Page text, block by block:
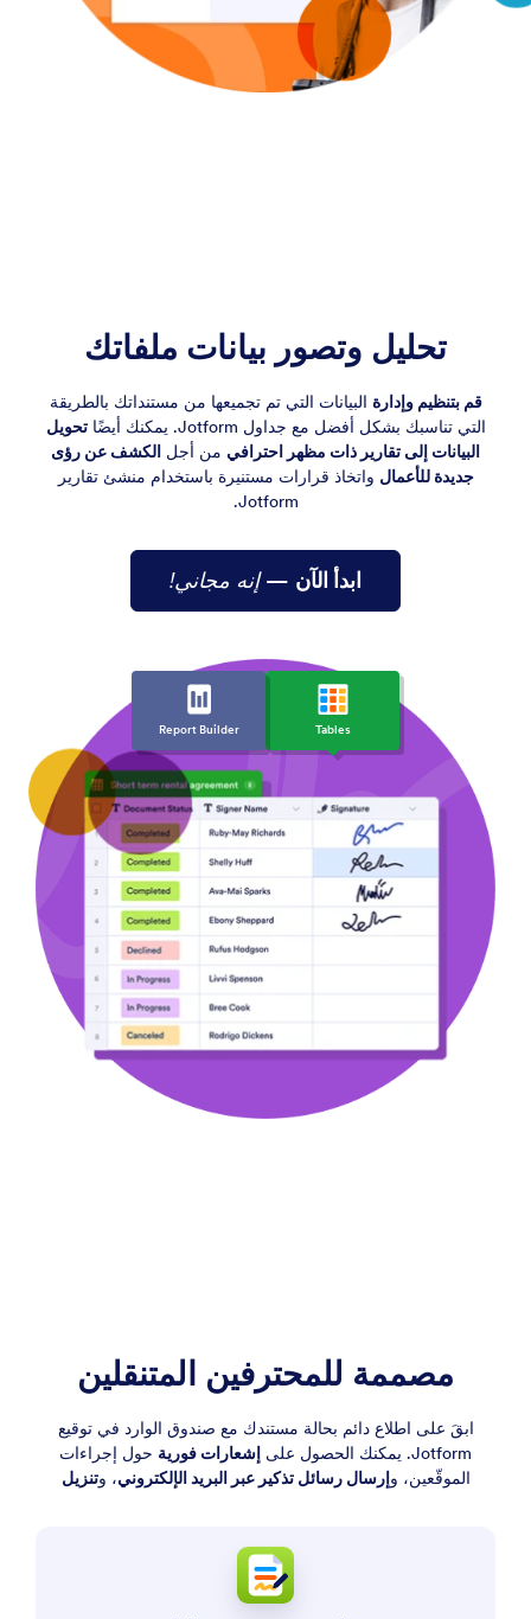
تحليل وتصور بيانات ملفاتك
قم بتنظيم وإدارة البيانات التي تم تجميعها من مستنداتك بالطريقة
التي تناسبك بشكل أفضل مع جداول Jotform. يمكنك أيضًا
تحويل
البيانات إلى تقارير ذات مظهر احترافي من أجل الكشف عن رؤى
جديدة للأعمال واتخاذ قرارات مستنيرة باستخدام منشئ تقارير
Jotform.
ابدأ الآن —إنه مجاني!
Tables
Report Builder
مصممة للمحترفين المتنقلين
ابقَ على اطلاع دائم بحالة مستندك مع صندوق الوارد في توقيع
Jotform. يمكنك الحصول على
إشعارات فورية حول إجراءات
الموقّعين، وإرسال رسائل تذكير عبر البريد الإلكتروني، وتنزيل